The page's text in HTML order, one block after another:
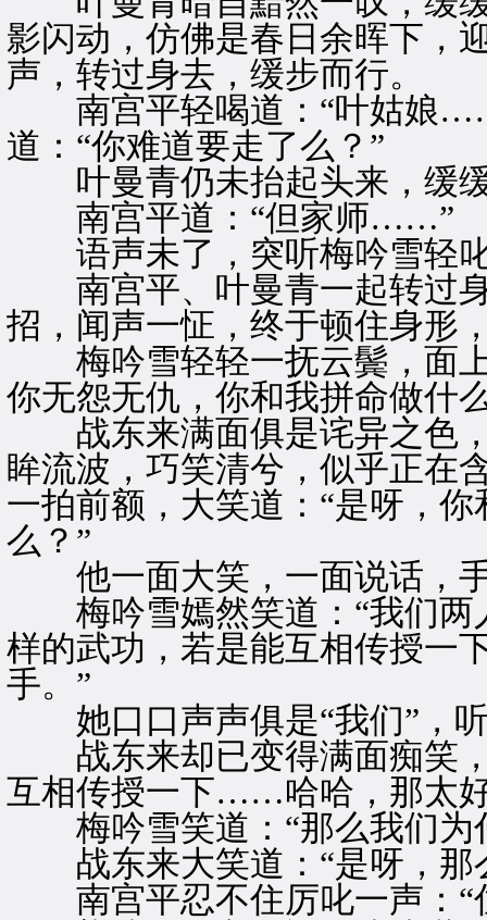
影闪动，仿佛是春日余晖下，
声，转过身去，缓步而行。
南宫平轻喝道：“叶姑娘
道：“你难道要走了么？”
叶曼青仍未抬起头来，缓
南宫平道：“但家师……”
语声未了，突听梅吟雪轻叱
南宫平、叶曼青一起转过身
招，闻声一怔，终于顿住身形
梅吟雪轻轻一抚云鬓，面上
你无怨无仇，你和我拼命做什
战东来满面俱是诧异之色，
眸流波，巧笑清兮，似乎正在
一拍前额，大笑道：“是呀，
么？”
他一面大笑，一面说话，手
梅吟雪嫣然笑道：“我们两
样的武功，若是能互相传授一
手。”
她口口声声俱是“我们”，听
战东来却已变得满面痴笑，
互相传授一下……哈哈，那太
梅吟雪笑道：“那么我们为
战东来大笑道：“是呀，
南宫平忍不住厉叱一声：“